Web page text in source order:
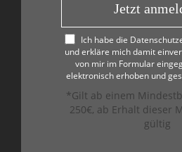
Jetzt
Ich habe die
und erkläre mich damit
von mir im Formular
elektronisch erhoben und
*Gilt ab einem
250€, ab Erhalt dieser
gültig